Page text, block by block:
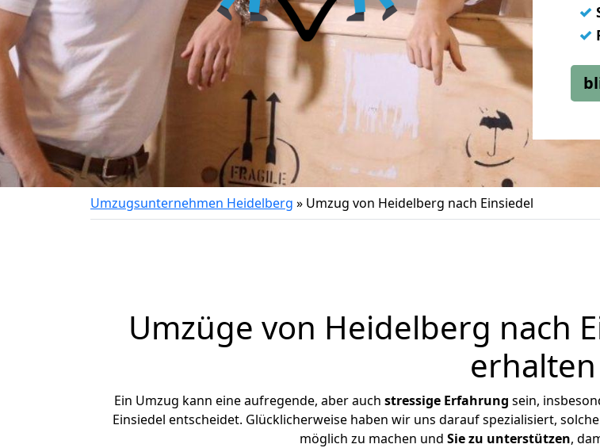
✓
✓
Umzugsunternehmen Heidelberg » Umzug von Heidelberg nach Einsiedel
Umzüge von Heidelberg nach
erhalten
Ein Umzug kann eine aufregende, aber auch stressige Erfahrung sein,
Einsiedel entscheidet. Glücklicherweise haben wir uns darauf spezialisiert,
möglich zu machen und Sie zu unterstützen,